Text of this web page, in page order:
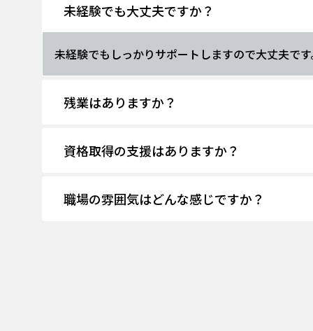
未経験でも大丈夫ですか？
未経験でもしっかりサポートしますので大丈夫で
残業はありますか？
資格取得の支援はありますか？
職場の雰囲気はどんな感じですか？